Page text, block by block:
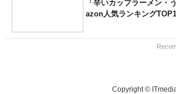
「辛いカップラーメン・
azon人気ランキング
Copyright ©